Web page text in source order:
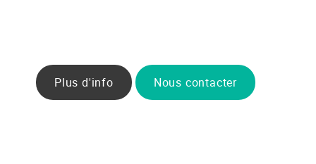
Plus d'info Nous contacter